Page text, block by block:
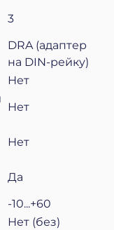
3
DRA (адаптер
на DIN-рейку)
Нет
Нет
Нет
Да
-10...+60
Нет (без)